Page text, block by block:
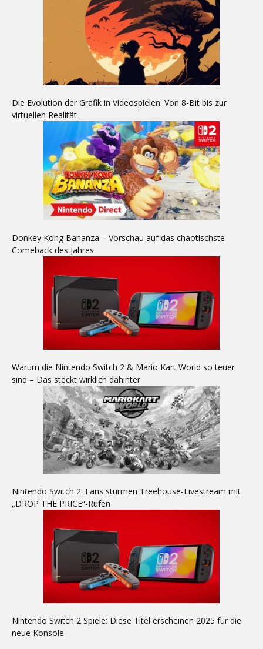
Die Evolution der Grafik in Videospielen: Von 8-Bit bis zur
virtuellen Realität
Donkey Kong Bananza – Vorschau auf das chaotischste
Comeback des Jahres
Warum die Nintendo Switch 2 & Mario Kart World so teuer
sind – Das steckt wirklich dahinter
Nintendo Switch 2: Fans stürmen Treehouse-Livestream mit
„DROP THE PRICE“-Rufen
Nintendo Switch 2 Spiele: Diese Titel erscheinen 2025 für die
neue Konsole